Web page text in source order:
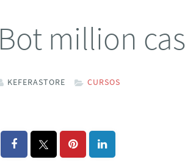
Bot million
KEFERASTORE CURSOS